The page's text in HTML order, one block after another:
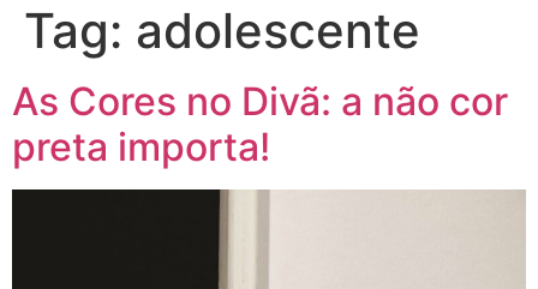
Tag: adolescente
As Cores no Divã: a não cor
preta importa!